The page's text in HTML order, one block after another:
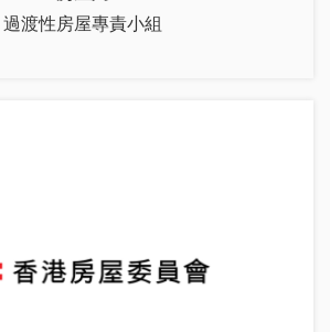
過渡性房屋專責小組